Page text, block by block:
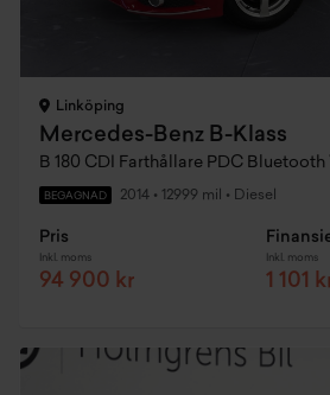
Linköping
Mercedes-Benz B-Klass
B 180 CDI Farthållare PDC Bluetooth
BEGAGNAD 2014 • 12999 mil • Diesel
Pris
Inkl. moms
94 900 kr
Inkl. moms
1 101